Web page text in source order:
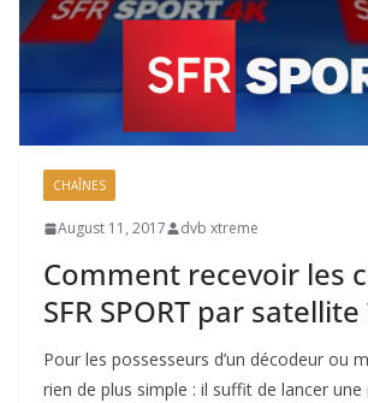
CHAÎNES
August 11, 2017 dvb xtreme
Comment recevoir les
SFR SPORT par satellite
Pour les possesseurs d’un décodeur ou
rien de plus simple : il suffit de lancer une